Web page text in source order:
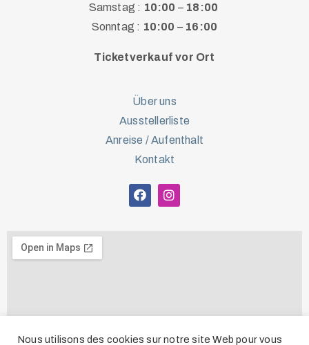
Samstag : 10:00 – 18:00
Sonntag : 10:00 – 16:00
Ticketverkauf vor Ort
Über uns
Ausstellerliste
Anreise / Aufenthalt
Kontakt
Nous utilisons des cookies sur notre site Web pour vous